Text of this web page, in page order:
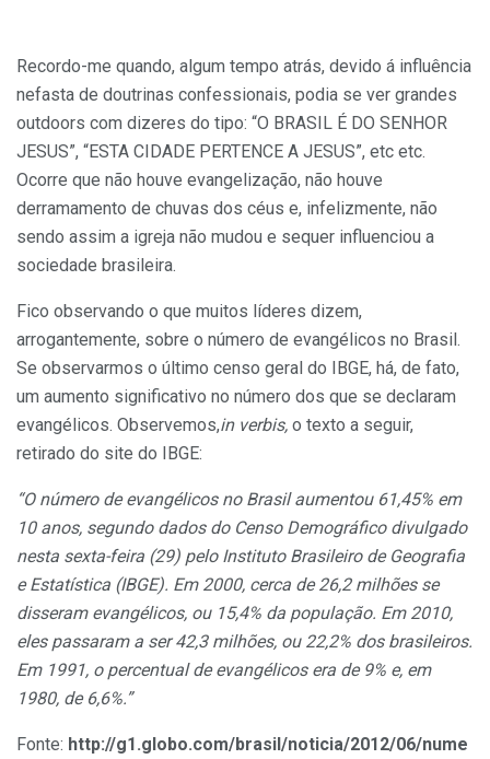
Recordo-me quando, algum tempo atrás, devido á influência
nefasta de doutrinas confessionais, podia se ver grandes
outdoors com dizeres do tipo: “O BRASIL É DO SENHOR
JESUS”, “ESTA CIDADE PERTENCE A JESUS”, etc etc.
Ocorre que não houve evangelização, não houve
derramamento de chuvas dos céus e, infelizmente, não
sendo assim a igreja não mudou e sequer influenciou a
sociedade brasileira.
Fico observando o que muitos líderes dizem,
arrogantemente, sobre o número de evangélicos no Brasil.
Se observarmos o último censo geral do IBGE, há, de fato,
um aumento significativo no número dos que se declaram
evangélicos. Observemos,in verbis, o texto a seguir,
retirado do site do IBGE:
“O número de evangélicos no Brasil aumentou 61,45% em
10 anos, segundo dados do Censo Demográfico divulgado
nesta sexta-feira (29) pelo Instituto Brasileiro de Geografia
e Estatística (IBGE). Em 2000, cerca de 26,2 milhões se
disseram evangélicos, ou 15,4% da população. Em 2010,
eles passaram a ser 42,3 milhões, ou 22,2% dos brasileiros.
Em 1991, o percentual de evangélicos era de 9% e, em
1980, de 6,6%.”
Fonte: http://g1.globo.com/brasil/noticia/2012/06/nume